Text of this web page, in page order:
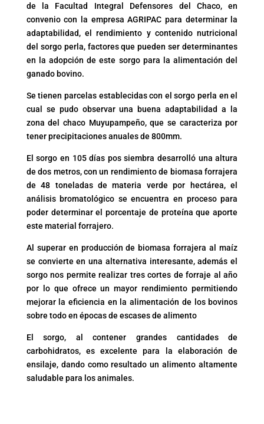
de la Facultad Integral Defensores del Chaco, en
convenio con la empresa AGRIPAC para determinar la
adaptabilidad, el rendimiento y contenido nutricional
del sorgo perla, factores que pueden ser determinantes
en la adopción de este sorgo para la alimentación del
ganado bovino.
Se tienen parcelas establecidas con el sorgo perla en el
cual se pudo observar una buena adaptabilidad a la
zona del chaco Muyupampeño, que se caracteriza por
tener precipitaciones anuales de 800mm.
El sorgo en 105 días pos siembra desarrolló una altura
de dos metros, con un rendimiento de biomasa forrajera
de 48 toneladas de materia verde por hectárea, el
análisis bromatológico se encuentra en proceso para
poder determinar el porcentaje de proteína que aporte
este material forrajero.
Al superar en producción de biomasa forrajera al maíz
se convierte en una alternativa interesante, además el
sorgo nos permite realizar tres cortes de forraje al año
por lo que ofrece un mayor rendimiento permitiendo
mejorar la eficiencia en la alimentación de los bovinos
sobre todo en épocas de escases de alimento
El sorgo, al contener grandes cantidades de
carbohidratos, es excelente para la elaboración de
ensilaje, dando como resultado un alimento altamente
saludable para los animales.